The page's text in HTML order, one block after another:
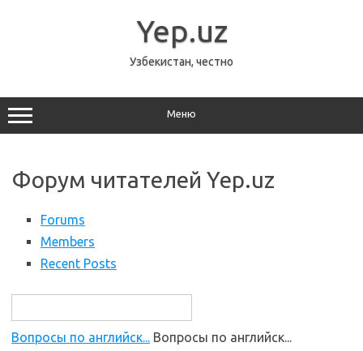
Yep.uz
Узбекистан, честно
Меню
Форум читателей Yep.uz
Forums
Members
Recent Posts
Вопросы по английск... Вопросы по английск...